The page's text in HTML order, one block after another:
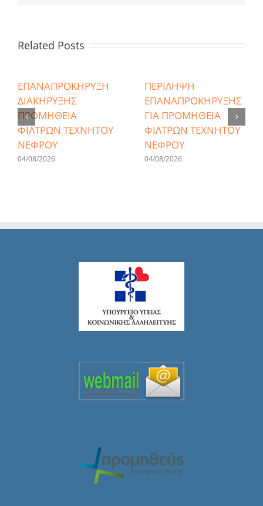
Related Posts
ΕΠΑΝΑΠΡΟΚΗΡΥΞΗ
ΔΙΑΚΗΡΥΞΗΣ
ΠΡΟΜΗΘΕΙΑ
ΦΙΛΤΡΩΝ ΤΕΧΝΗΤΟΥ
ΝΕΦΡΟΥ
04/08/2026
ΠΕΡΙΛΗΨΗ
ΕΠΑΝΑΠΡΟΚΗΡΥΞΗΣ
ΓΙΑ ΠΡΟΜΗΘΕΙΑ
ΦΙΛΤΡΩΝ ΤΕΧΝΗΤΟΥ
ΝΕΦΡΟΥ
04/08/2026